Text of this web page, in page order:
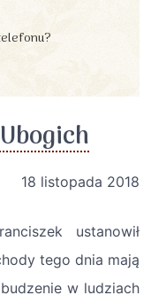
18 listopada 2018
ustanowił
tego dnia mają
w ludziach